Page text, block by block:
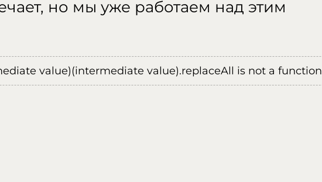
но мы уже работаем над этим
value)(intermediate value).replaceAll is not a function